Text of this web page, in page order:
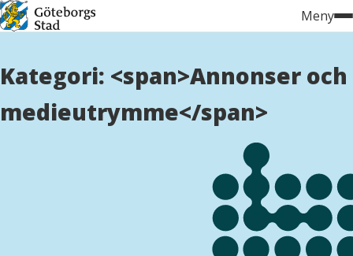
Hoppa
till
Meny
Kategori: <span>Annonser och
medieutrymme</span>